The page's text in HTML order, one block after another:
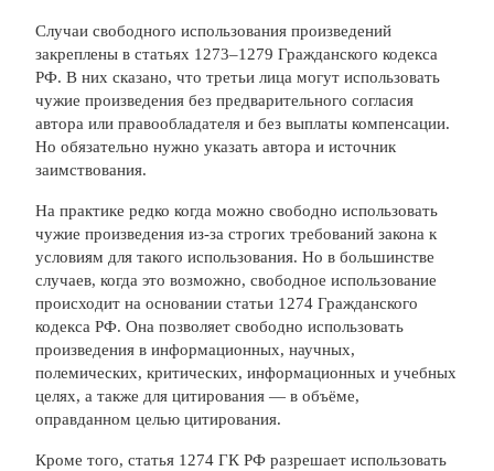
Случаи свободного использования произведений
закреплены в статьях 1273–1279 Гражданского кодекса
РФ. В них сказано, что третьи лица могут использовать
чужие произведения без предварительного согласия
автора или правообладателя и без выплаты компенсации.
Но обязательно нужно указать автора и источник
заимствования.
На практике редко когда можно свободно использовать
чужие произведения из-за строгих требований закона к
условиям для такого использования. Но в большинстве
случаев, когда это возможно, свободное использование
происходит на основании статьи 1274 Гражданского
кодекса РФ. Она позволяет свободно использовать
произведения в информационных, научных,
полемических, критических, информационных и учебных
целях, а также для цитирования — в объёме,
оправданном целью цитирования.
Кроме того, статья 1274 ГК РФ разрешает использовать